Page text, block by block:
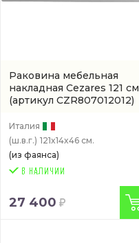
Раковина мебельная
накладная Cezares 121 см
(артикул CZR807012012)
Италия
(ш.в.г.) 121x14x46 см.
(из фаянса)
27 400